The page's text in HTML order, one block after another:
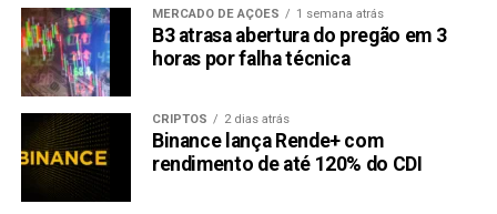
MERCADO DE AÇÕES 1 semana atrás
B3 atrasa abertura do pregão em 3
horas por falha técnica
CRIPTOS 2 dias atrás
Binance lança Rende+ com
rendimento de até 120% do CDI